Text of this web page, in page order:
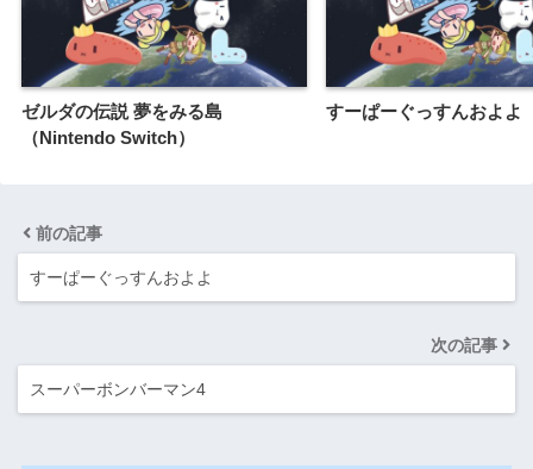
ゼルダの伝説 夢をみる島
（Nintendo Switch）
すーぱーぐっすんおよよ
前の記事
すーぱーぐっすんおよよ
次の記事
スーパーボンバーマン4